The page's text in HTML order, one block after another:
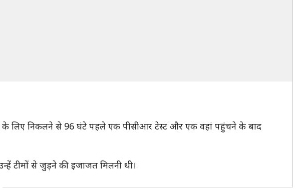
के लिए निकलने से 96 घंटे पहले एक पीसीआर टेस्ट और एक वहां पहुंचने के बाद
टीमों से जुड़ने की इजाजत मिलनी थी।